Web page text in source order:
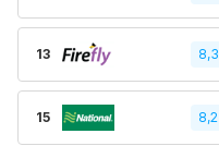
13 8,3
15 8,2